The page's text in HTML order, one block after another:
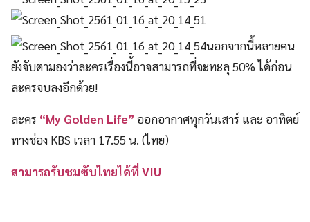
นอกจากนี้หลายคน
ยังจับตามองว่าละครเรื่องนี้อาจสามารถที่จะทะลุ 50% ได้ก่อน
ละครจบลงอีกด้วย!
ละคร “My Golden Life” ออกอากาศทุกวันเสาร์ และ อาทิตย์
ทางช่อง KBS เวลา 17.55 น. (ไทย)
สามารถรับชมซับไทยได้ที่ VIU